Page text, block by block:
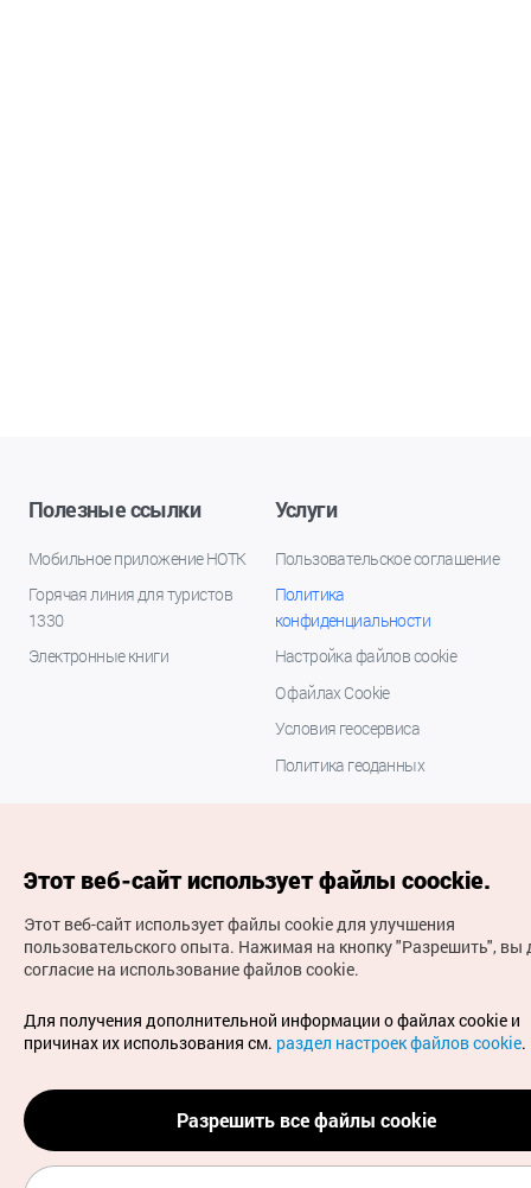
Полезные ссылки
Мобильное приложение НОТК
Горячая линия для туристов
1330
Электронные книги
Услуги
Пользовательское соглашение
Политика
конфиденциальности
Настройка файлов cookie
О файлах Cookie
Условия геосервиса
Политика геоданных
(с) Национальная организация туризма Кореи Все
права защищены
Для извещения об ошибках и проблемах, связанных с
работой веб-сайта, направляйте ваши запросы на
официальный адрес электронной почты
russian@knto.or.kr
Этот веб-сайт использует файлы coockie.
Этот веб-сайт использует файлы cookie для улучшения
пользовательского опыта. Нажимая на кнопку "Разрешить", вы
согласие на использование файлов cookie.
Для получения дополнительной информации о файлах cookie и
причинах их использования см. раздел настроек файлов cookie.
Разрешить все файлы cookie